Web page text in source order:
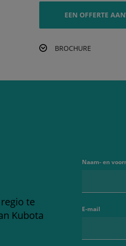
EEN OFFERTE
BROCHURE
te
Kubota
Naam- en
E-mail